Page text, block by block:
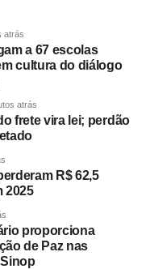
no dia e horário
a documentação
de segunda
o próximo
conforme os
PIS ou PASEP,
do sexo
do Brasil (caso
diploma ou
atrás
a 67 escolas
cultura do diálogo
atrás
frete vira lei; perdão
R$ 62,5
2025
proporciona
de Paz nas